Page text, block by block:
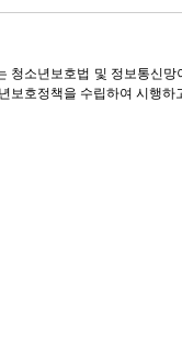
청소년보호법 및 정보통신
보호정책을 수립하여 시행하